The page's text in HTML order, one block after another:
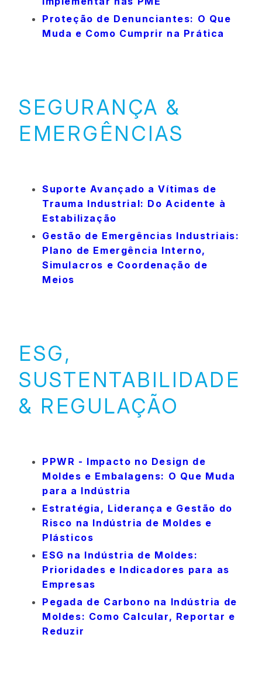
Proteção de Denunciantes: O Que
Muda e Como Cumprir na Prática
SEGURANÇA &
EMERGÊNCIAS
Suporte Avançado a Vítimas de
Trauma Industrial: Do Acidente à
Estabilização
Gestão de Emergências Industriais:
Plano de Emergência Interno,
Simulacros e Coordenação de
Meios
ESG,
SUSTENTABILIDADE
& REGULAÇÃO
PPWR - Impacto no Design de
Moldes e Embalagens: O Que Muda
para a Indústria
Estratégia, Liderança e Gestão do
Risco na Indústria de Moldes e
Plásticos
ESG na Indústria de Moldes:
Prioridades e Indicadores para as
Empresas
Pegada de Carbono na Indústria de
Moldes: Como Calcular, Reportar e
Reduzir